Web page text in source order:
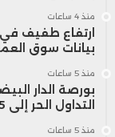
منذ 4 ساعات
ارتفاع طفيف في
بيانات سوق
منذ 5 ساعات
التداول الحر إلى 35%
منذ 5 ساعات